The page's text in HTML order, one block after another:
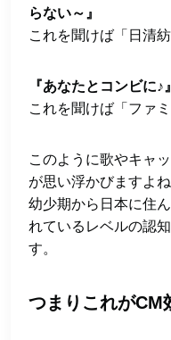
らない～』
これを聞けば「日清紡
『あなたとコンビに♪』
これを聞けば「ファ
このように歌やキャ
が思い浮かびますよね
幼少期から日本に住
れているレベルの認
す。
つまりこれがCM